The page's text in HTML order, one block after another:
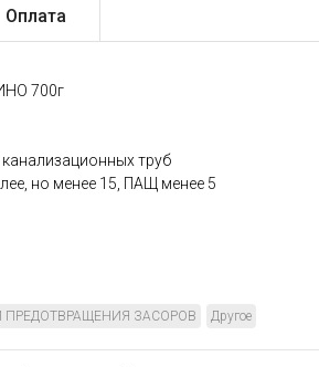
Оплата
700г
труб
но менее 15, ПАЩ менее 5
ПРЕДОТВРАЩЕНИЯ ЗАСОРОВ Другое